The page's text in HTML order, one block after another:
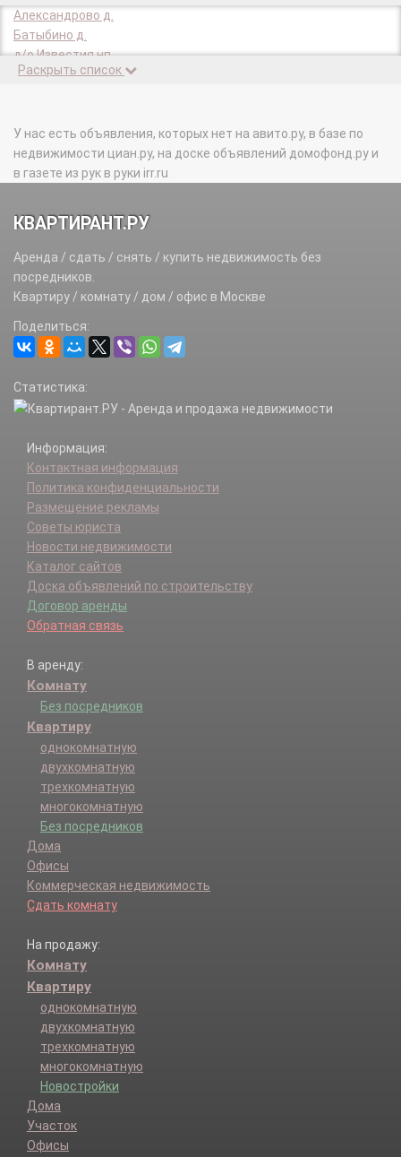
Александрово д.
Батыбино д.
д/о Известия нп.
д/о Пахра п.
Иваньково д.
Костишово д.
Кузенево д.
Овечкино д.
Ознобишино с.
Песье д.
Русино д.
Сатино-Русское д.
Спортбазы п.
Троицкое д.
Шалово х.
Щапово п.
Раскрыть список
У нас есть объявления, которых нет на авито.ру, в базе по
недвижимости циан.ру, на доске объявлений домофонд.ру и
в газете из рук в руки irr.ru
КВАРТИРАНТ.РУ
Аренда / сдать / снять / купить недвижимость без
посредников.
Квартиру / комнату / дом / офис в Москве
Поделиться:
Статистика:
Информация:
Контактная информация
Политика конфиденциальности
Размещение рекламы
Советы юриста
Новости недвижимости
Каталог сайтов
Доска объявлений по строительству
Договор аренды
Обратная связь
В аренду:
Комнату
Без посредников
Квартиру
однокомнатную
двухкомнатную
трехкомнатную
многокомнатную
Без посредников
Дома
Офисы
Коммерческая недвижимость
Сдать комнату
На продажу:
Комнату
Квартиру
однокомнатную
двухкомнатную
трехкомнатную
многокомнатную
Новостройки
Дома
Участок
Офисы